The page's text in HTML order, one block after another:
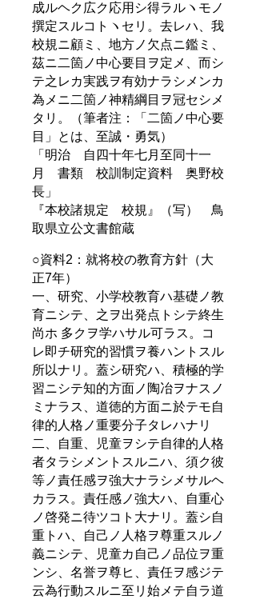
成ルヘク広ク応用シ得ラルヽモノ
撰定スルコトヽセリ。去レハ、我
校規ニ顧ミ、地方ノ欠点ニ鑑ミ、
茲ニ二箇ノ中心要目ヲ定メ、而シ
テ之レカ実践ヲ有効ナラシメンカ
為メニ二箇ノ神精綱目ヲ冠セシメ
タリ。（筆者注：「二箇ノ中心要
目」とは、至誠・勇気）
「明治 自四十年七月至同十一
月 書類 校訓制定資料 奥野校
長」
『本校諸規定 校規』（写） 鳥
取県立公文書館蔵
○資料2：就将校の教育方針（大
正7年）
一、研究、小学校教育ハ基礎ノ教
育ニシテ、之ヲ出発点トシテ終生
尚ホ 多クヲ学ハサル可ラス。コ
レ即チ研究的習慣ヲ養ハントスル
所以ナリ。蓋シ研究ハ、積極的学
習ニシテ知的方面ノ陶冶ヲナスノ
ミナラス、道徳的方面ニ於テモ自
律的人格ノ重要分子タレハナリ
二、自重、児童ヲシテ自律的人格
者タラシメントスルニハ、須ク彼
等ノ責任感ヲ強大ナラシメサルヘ
カラス。責任感ノ強大ハ、自重心
ノ啓発ニ待ツコト大ナリ。蓋シ自
重トハ、自己ノ人格ヲ尊重スルノ
義ニシテ、児童カ自己ノ品位ヲ重
ンシ、名誉ヲ尊ヒ、責任ヲ感ジテ
云為行動スルニ至リ始メテ自ラ道